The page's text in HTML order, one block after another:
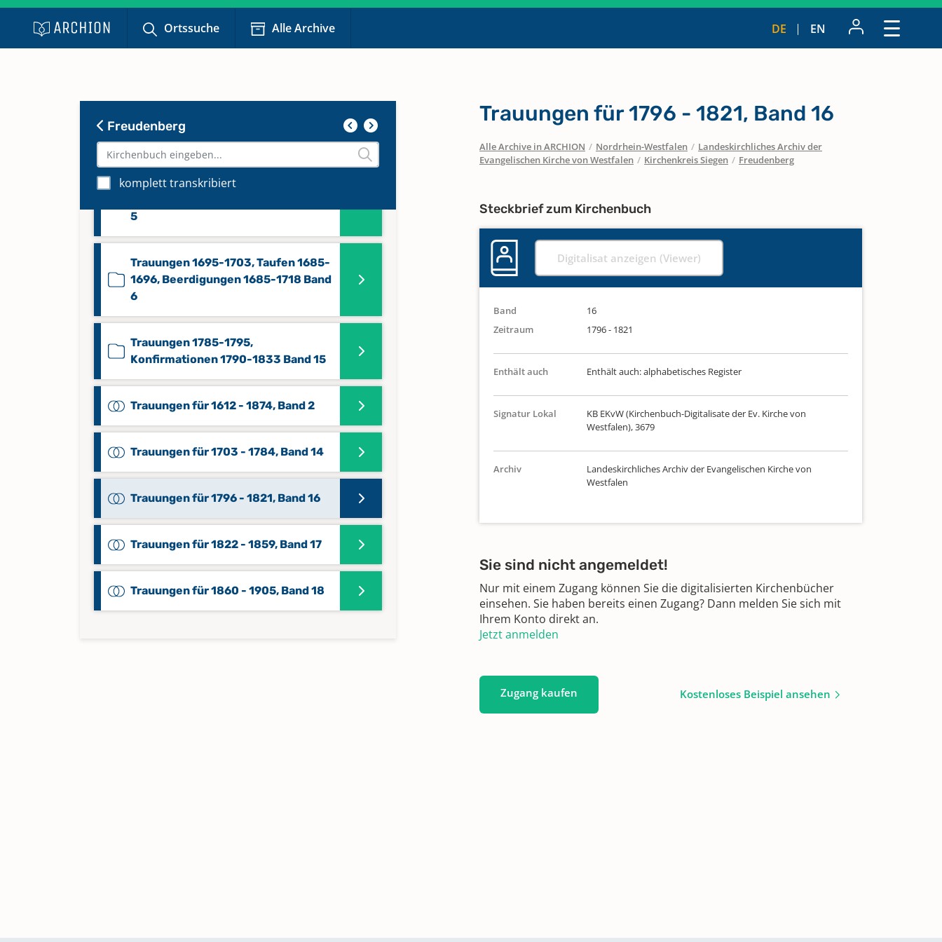
Ortssuche Alle Archive DE EN
Freudenberg
komplett transkribiert
Taufen für 1820 - 1868, Band 12
Taufen, Trauungen, Beerdigungen für
1612 - 1665, Band 4
Trauungen 1665-1694, Taufen 1665-
5
Trauungen 1695-1703, Taufen 1685-
1696, Beerdigungen 1685-1718 Band
6
Trauungen 1785-1795,
Konfirmationen 1790-1833 Band 15
Trauungen für 1612 - 1874, Band 2
Trauungen für 1703 - 1784, Band 14
Trauungen für 1796 - 1821, Band 16
Trauungen für 1822 - 1859, Band 17
Trauungen für 1860 - 1905, Band 18
Trauungen für 1796 - 1821, Band 16
Alle Archive in ARCHION / Nordrhein-Westfalen / Landeskirchliches Archiv der
Evangelischen Kirche von Westfalen / Kirchenkreis Siegen / Freudenberg
Steckbrief zum Kirchenbuch
Digitalisat anzeigen (Viewer)
Band
16
Zeitraum
1796 - 1821
Enthält auch Enthält auch: alphabetisches Register
Signatur Lokal
KB EKvW (Kirchenbuch-Digitalisate der Ev. Kirche von
Westfalen), 3679
Archiv
Landeskirchliches Archiv der Evangelischen Kirche von
Westfalen
Sie sind nicht angemeldet!
Nur mit einem Zugang können Sie die digitalisierten Kirchenbücher
einsehen. Sie haben bereits einen Zugang? Dann melden Sie sich mit
Ihrem Konto direkt an.
Jetzt anmelden
Zugang kaufen Kostenloses Beispiel ansehen